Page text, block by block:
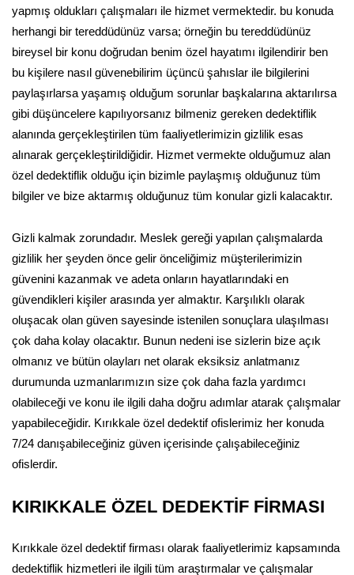
yapmış oldukları çalışmaları ile hizmet vermektedir. bu konuda
herhangi bir tereddüdünüz varsa; örneğin bu tereddüdünüz
bireysel bir konu doğrudan benim özel hayatımı ilgilendirir ben
bu kişilere nasıl güvenebilirim üçüncü şahıslar ile bilgilerini
paylaşırlarsa yaşamış olduğum sorunlar başkalarına aktarılırsa
gibi düşüncelere kapılıyorsanız bilmeniz gereken dedektiflik
alanında gerçekleştirilen tüm faaliyetlerimizin gizlilik esas
alınarak gerçekleştirildiğidir. Hizmet vermekte olduğumuz alan
özel dedektiflik olduğu için bizimle paylaşmış olduğunuz tüm
bilgiler ve bize aktarmış olduğunuz tüm konular gizli kalacaktır.
Gizli kalmak zorundadır. Meslek gereği yapılan çalışmalarda
gizlilik her şeyden önce gelir önceliğimiz müşterilerimizin
güvenini kazanmak ve adeta onların hayatlarındaki en
güvendikleri kişiler arasında yer almaktır. Karşılıklı olarak
oluşacak olan güven sayesinde istenilen sonuçlara ulaşılması
çok daha kolay olacaktır. Bunun nedeni ise sizlerin bize açık
olmanız ve bütün olayları net olarak eksiksiz anlatmanız
durumunda uzmanlarımızın size çok daha fazla yardımcı
olabileceği ve konu ile ilgili daha doğru adımlar atarak çalışmalar
yapabileceğidir. Kırıkkale özel dedektif ofislerimiz her konuda
7/24 danışabileceğiniz güven içerisinde çalışabileceğiniz
ofislerdir.
KIRIKKALE ÖZEL DEDEKTİF FİRMASI
Kırıkkale özel dedektif firması olarak faaliyetlerimiz kapsamında
dedektiflik hizmetleri ile ilgili tüm araştırmalar ve çalışmalar